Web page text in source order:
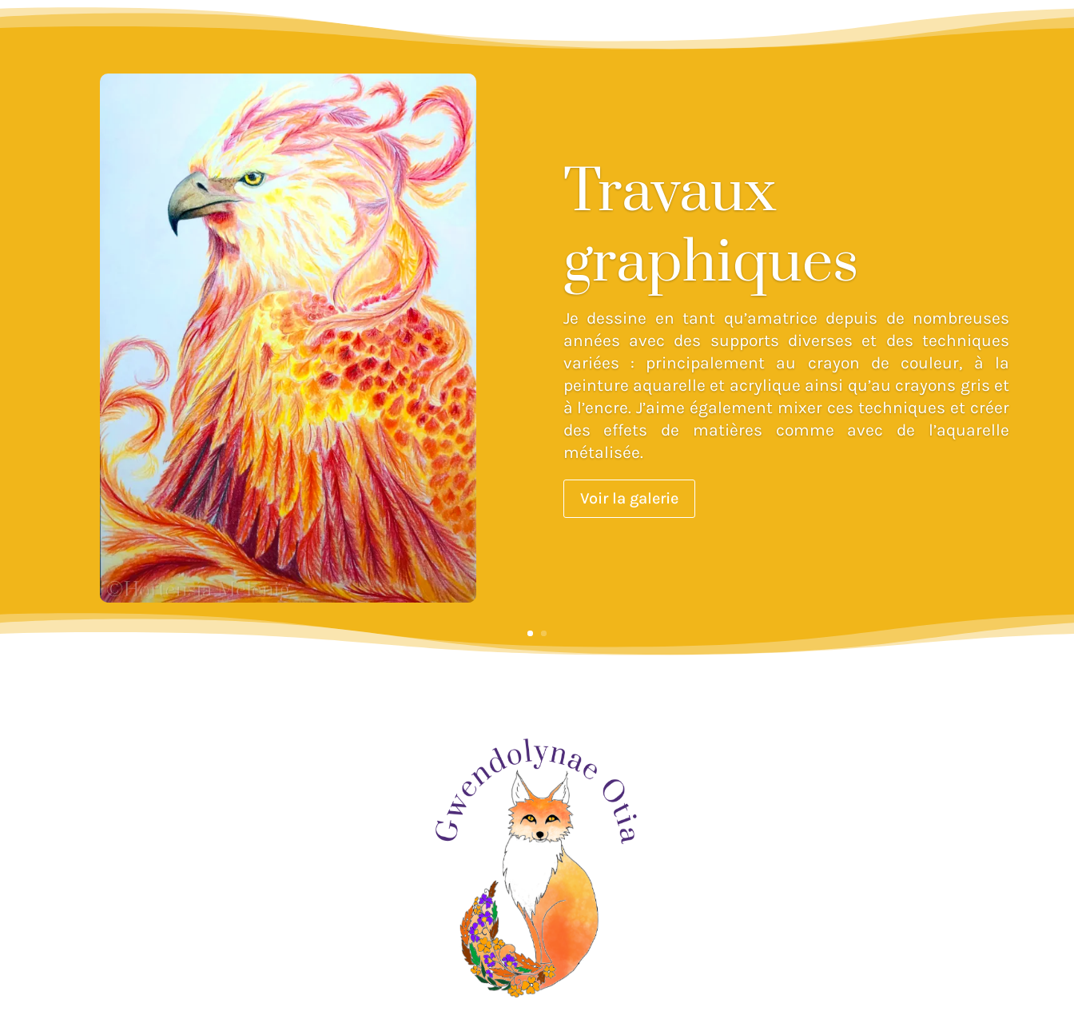
Travaux
graphiques
Je dessine en tant qu’amatrice depuis de nombreuses
années avec des supports diverses et des techniques
variées : principalement au crayon de couleur, à la
peinture aquarelle et acrylique ainsi qu’au crayons gris et
à l’encre. J’aime également mixer ces techniques et créer
des effets de matières comme avec de l’aquarelle
métalisée.
Voir la galerie